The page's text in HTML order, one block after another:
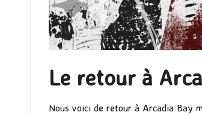
Le retour à
Nous voici de retour à Arcadia Bay